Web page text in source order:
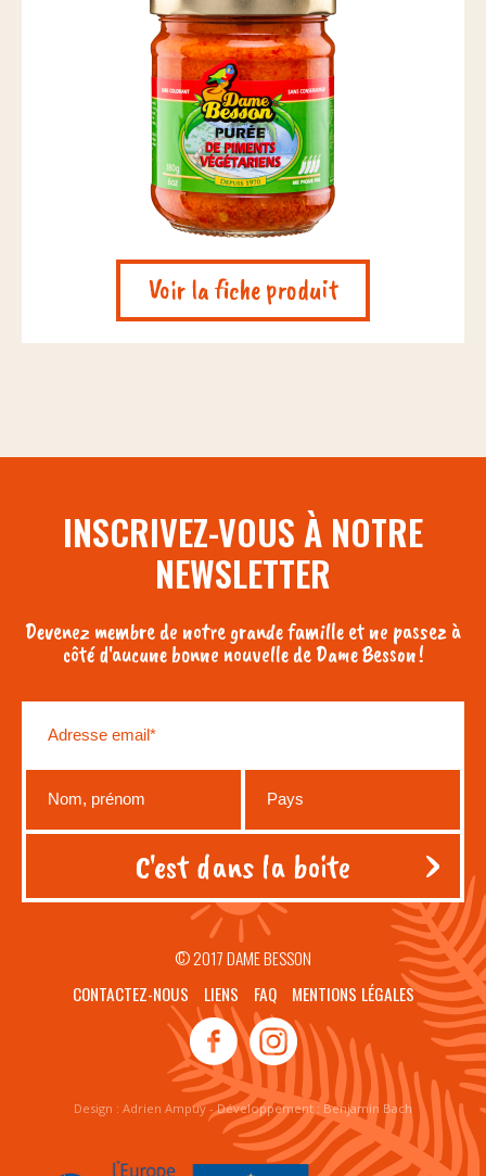
Voir la fiche produit
INSCRIVEZ-VOUS À NOTRE
NEWSLETTER
Devenez membre de notre grande famille et ne passez à
côté d'aucune bonne nouvelle de Dame Besson !
© 2017 DAME BESSON
CONTACTEZ-NOUS
LIENS FAQ MENTIONS LÉGALES
Design : Adrien Ampuy- Développement : Benjamin Bach